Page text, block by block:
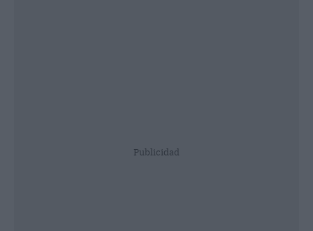
Publicidad